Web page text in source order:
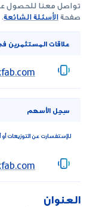
تواصل معنا للحصول
صفحةالأسئلة الشائعة.
علاقات المستثمرين
سِجِل الأسهم
للإستفسارت عن التوزيعات
العنوان